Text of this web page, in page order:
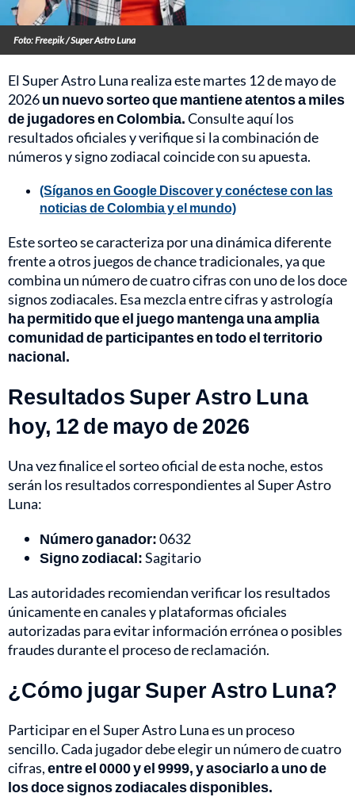
Foto: Freepik / Super Astro Luna
El Super Astro Luna realiza este martes 12 de mayo de
2026un nuevo sorteo que mantiene atentos a miles
de jugadores en Colombia.Consulte aquí los
resultados oficiales y verifique si la combinación de
números y signo zodiacal coincide con su apuesta.
(Síganos en Google Discover y conéctese con las
noticias de Colombia y el mundo)
Este sorteo se caracteriza por una dinámica diferente
frente a otros juegos de chance tradicionales, ya que
combina un número de cuatro cifras con uno de los doce
signos zodiacales. Esa mezcla entre cifras y astrología
ha permitido que el juego mantenga una amplia
comunidad de participantes en todo el territorio
nacional.
Resultados Super Astro Luna
hoy, 12 de mayo de 2026
Una vez finalice el sorteo oficial de esta noche, estos
serán los resultados correspondientes al Super Astro
Luna:
Número ganador:0632
Signo zodiacal:Sagitario
Las autoridades recomiendan verificar los resultados
únicamente en canales y plataformas oficiales
autorizadas para evitar información errónea o posibles
fraudes durante el proceso de reclamación.
¿Cómo jugar Super Astro Luna?
Participar en el Super Astro Luna es un proceso
sencillo. Cada jugador debe elegir un número de cuatro
cifras,entre el 0000 y el 9999, y asociarlo a uno de
los doce signos zodiacales disponibles.